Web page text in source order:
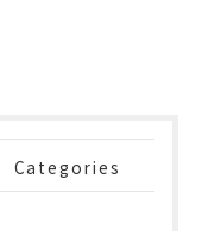
Categories